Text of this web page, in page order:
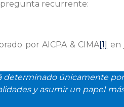
pregunta recurrente:
por AICPA & CIMA[1] en
únicamente
y asumir un papel